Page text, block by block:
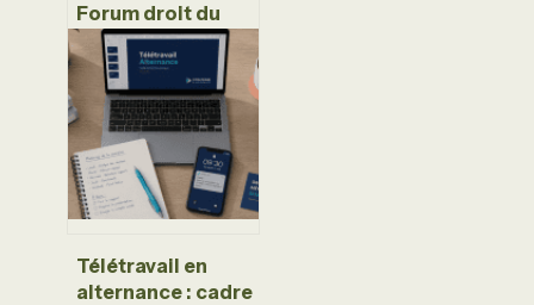
Forum droit du
travail : entre
entraide
précieuse et
risques juridiques
pour votre
dossier
Télétravail en
alternance : cadre